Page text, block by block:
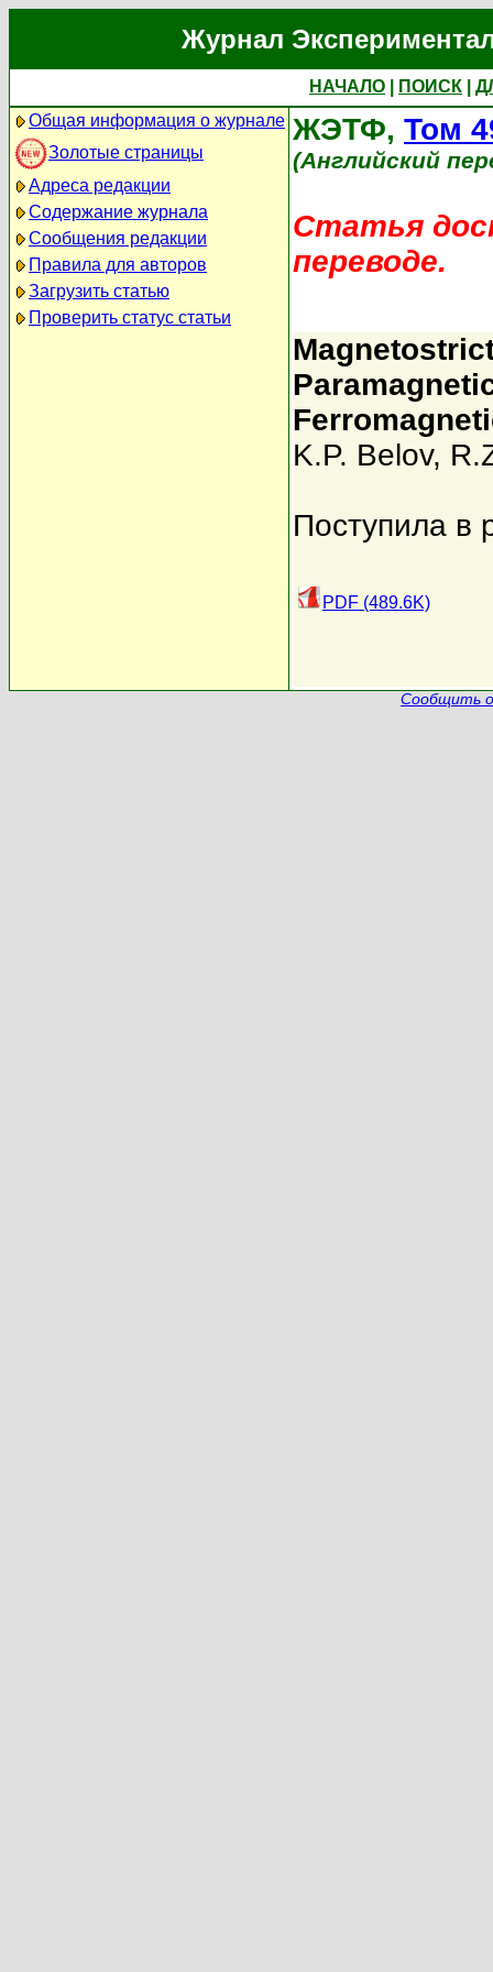
Журнал
НАЧАЛО ПОИСК
Общая информация о журнале
Золотые страницы
Адреса редакции
Содержание журнала
Сообщения редакции
Правила для авторов
Загрузить статью
Проверить статус статьи
ЖЭТФ, Том
(Английский
Статья
переводе.
K.P. Belov,
Поступила в
PDF (489.6K)
Сообщить о